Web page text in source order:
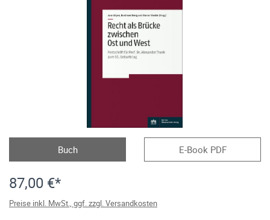
Buch E-Book PDF
87,00 €*
Preise inkl. MwSt., ggf. zzgl. Versandkosten